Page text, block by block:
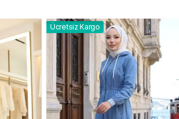
Ücretsiz Kargo